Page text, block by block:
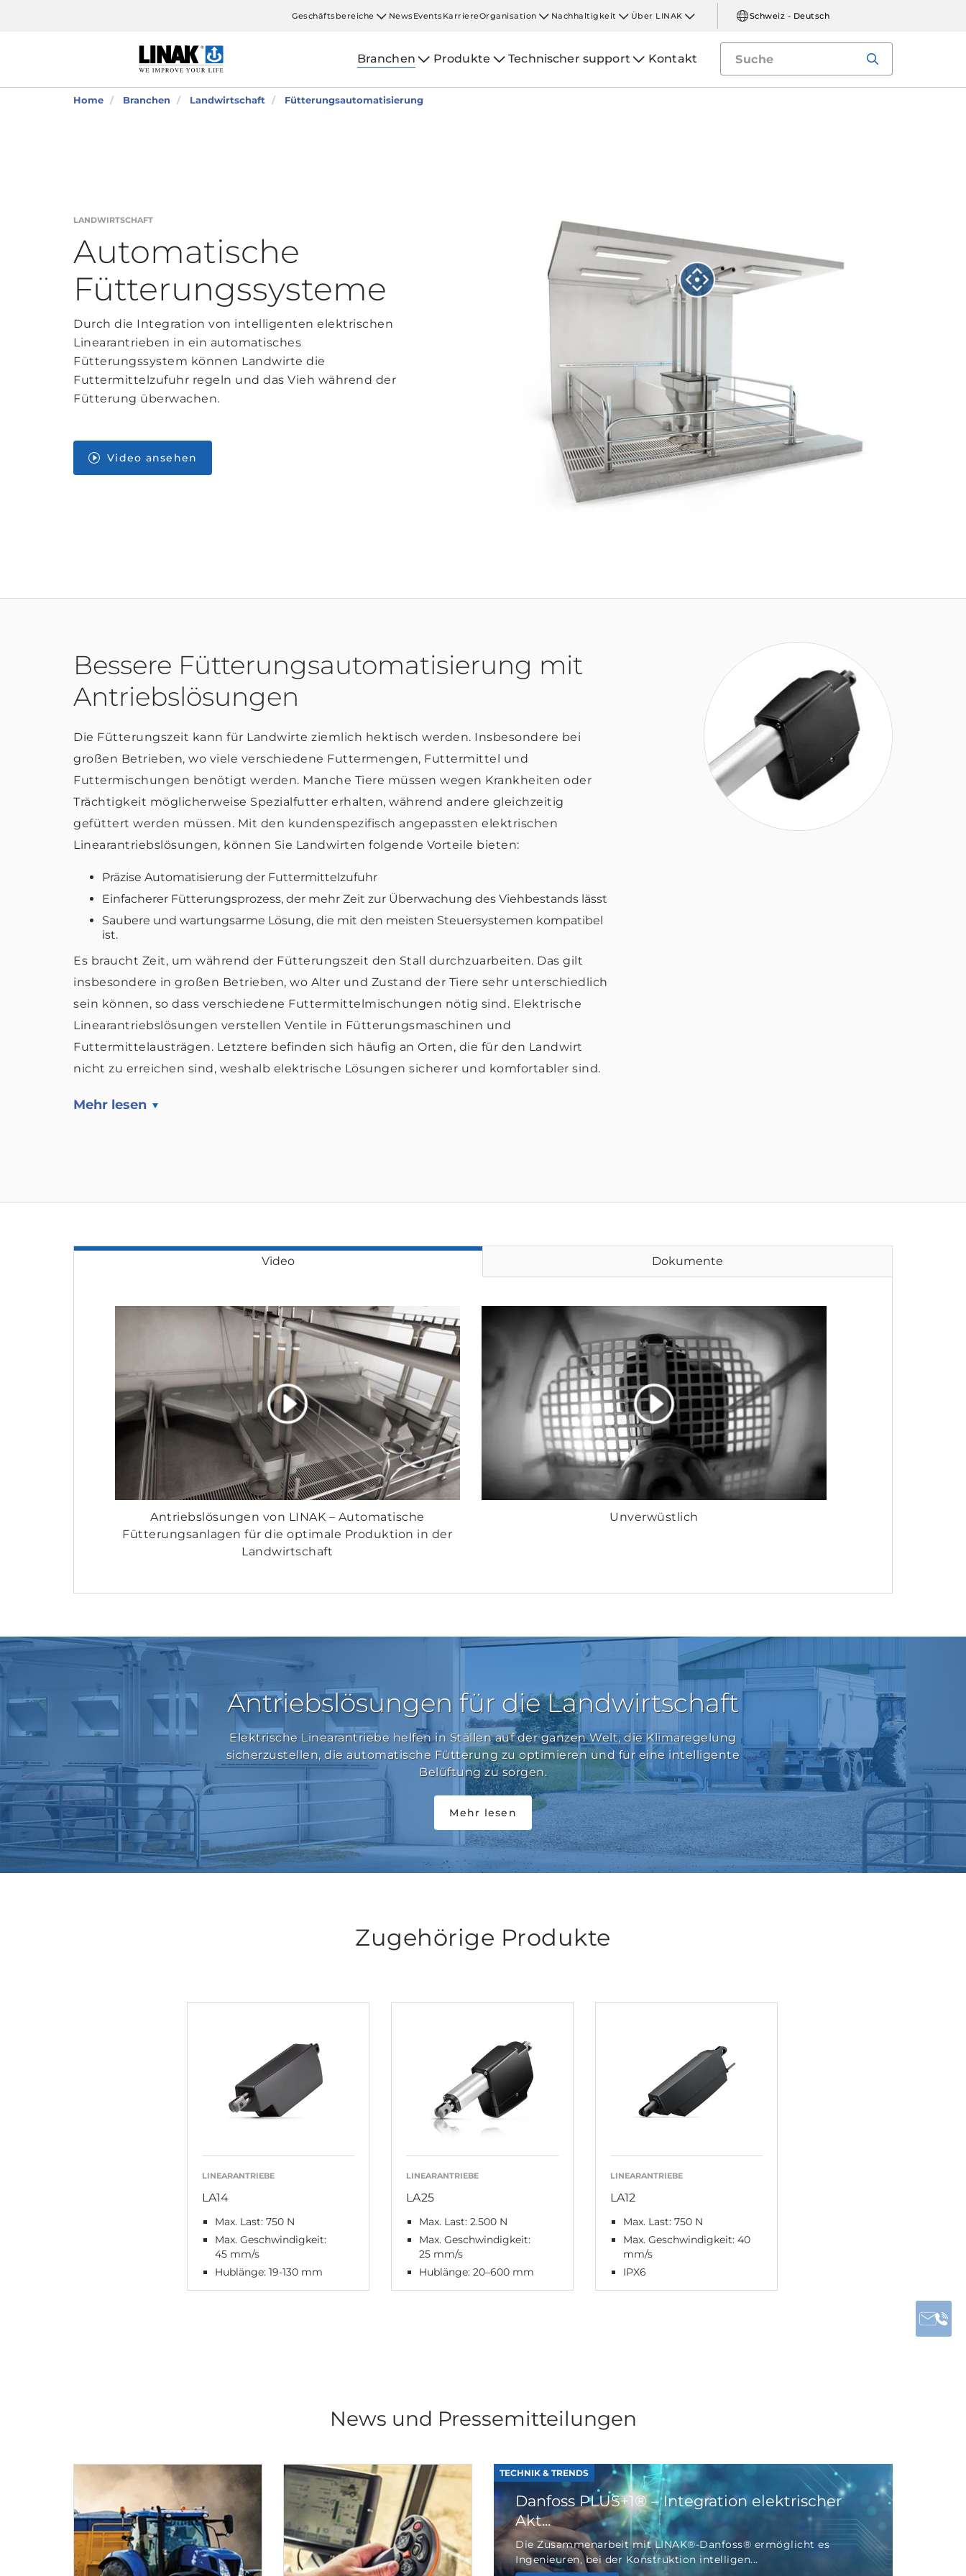
Geschäftsbereiche NewsEventsKarriereOrganisation Nachhaltigkeit Über LINAK Schweiz - Deutsch
Branchen Produkte Technischer support Kontakt
Home Branchen Landwirtschaft Fütterungsautomatisierung
LANDWIRTSCHAFT
Automatische
Fütterungssysteme
Durch die Integration von intelligenten elektrischen
Linearantrieben in ein automatisches
Fütterungssystem können Landwirte die
Futtermittelzufuhr regeln und das Vieh während der
Fütterung überwachen.
Video ansehen
Bessere Fütterungsautomatisierung mit
Antriebslösungen
Die Fütterungszeit kann für Landwirte ziemlich hektisch werden. Insbesondere bei
großen Betrieben, wo viele verschiedene Futtermengen, Futtermittel und
Futtermischungen benötigt werden. Manche Tiere müssen wegen Krankheiten oder
Trächtigkeit möglicherweise Spezialfutter erhalten, während andere gleichzeitig
gefüttert werden müssen. Mit den kundenspezifisch angepassten elektrischen
Linearantriebslösungen, können Sie Landwirten folgende Vorteile bieten:
Präzise Automatisierung der Futtermittelzufuhr
Einfacherer Fütterungsprozess, der mehr Zeit zur Überwachung des Viehbestands lässt
Saubere und wartungsarme Lösung, die mit den meisten Steuersystemen kompatibel
ist.
Es braucht Zeit, um während der Fütterungszeit den Stall durchzuarbeiten. Das gilt
insbesondere in großen Betrieben, wo Alter und Zustand der Tiere sehr unterschiedlich
sein können, so dass verschiedene Futtermittelmischungen nötig sind. Elektrische
Linearantriebslösungen verstellen Ventile in Fütterungsmaschinen und
Futtermittelausträgen. Letztere befinden sich häufig an Orten, die für den Landwirt
nicht zu erreichen sind, weshalb elektrische Lösungen sicherer und komfortabler sind.
Mehr lesen
Video Dokumente
Antriebslösungen von LINAK – Automatische
Fütterungsanlagen für die optimale Produktion in der
Landwirtschaft
Unverwüstlich
Antriebslösungen für die Landwirtschaft
Elektrische Linearantriebe helfen in Ställen auf der ganzen Welt, die Klimaregelung
sicherzustellen, die automatische Fütterung zu optimieren und für eine intelligente
Belüftung zu sorgen.
Mehr lesen
Zugehörige Produkte
LINEARANTRIEBE
LA14
Max. Last: 750 N
Max. Geschwindigkeit:
45 mm/s
Hublänge: 19-130 mm
LINEARANTRIEBE
LA25
Max. Last: 2.500 N
Max. Geschwindigkeit:
25 mm/s
Hublänge: 20–600 mm
LINEARANTRIEBE
LA12
Max. Last: 750 N
Max. Geschwindigkeit: 40
mm/s
IPX6
News und Pressemitteilungen
TECHNIK & TRENDS
Danfoss PLUS+1® – Integration elektrischer
Akt...
Die Zusammenarbeit mit LINAK®-Danfoss® ermöglicht es
Ingenieuren, bei der Konstruktion intelligen...